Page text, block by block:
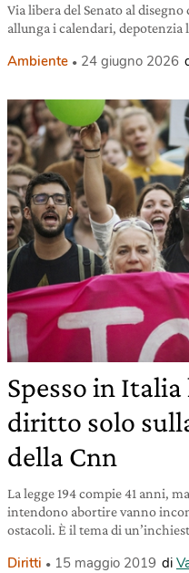
Via libera del Senato al
allunga i calendari, depotenzia
Ambiente 24 giugno 2026
Spesso in Italia
diritto solo
della Cnn
La legge 194 compie 41 anni,
intendono abortire vanno
ostacoli. È il tema di
Diritti 15 maggio 2019 di